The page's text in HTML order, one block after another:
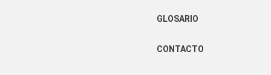
GLOSARIO
CONTACTO